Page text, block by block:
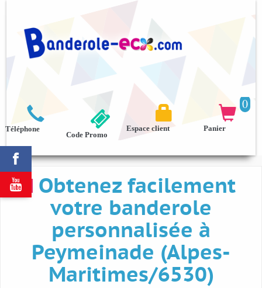



Téléphone
0

Panier

Espace client
Code Promo
Obtenez facilement
votre banderole
personnalisée à
Peymeinade (Alpes-
Maritimes/6530)